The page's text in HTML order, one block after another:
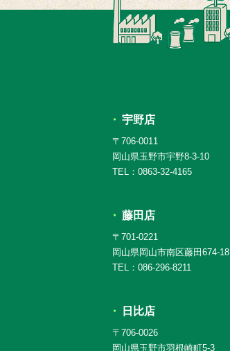
宇野店
〒706-0011
岡山県玉野市宇野8-3-10
TEL：0863-32-4165
藤田店
〒701-0221
岡山県岡山市南区藤田674-18
TEL：086-296-8211
日比店
〒706-0026
岡山県玉野市羽根崎町5-3